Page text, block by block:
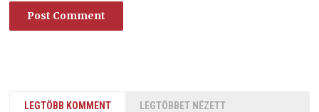
LEGTÖBB KOMMENT LEGTÖBBET NÉZETT